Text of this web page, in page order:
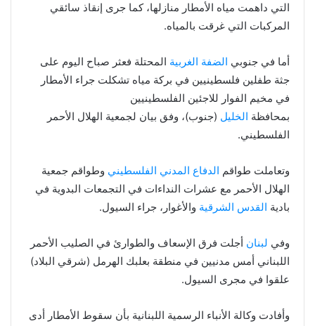
التي داهمت مياه الأمطار منازلها، كما جرى إنقاذ سائقي
المركبات التي غرقت بالمياه.
أما في جنوبي الضفة الغربية المحتلة فعثر صباح اليوم على
جثة طفلين فلسطينيين في بركة مياه تشكلت جراء الأمطار
في مخيم الفوار للاجئين الفلسطينيين
بمحافظة الخليل (جنوب)، وفق بيان لجمعية الهلال الأحمر
الفلسطيني.
وتعاملت طواقم الدفاع المدني الفلسطيني وطواقم جمعية
الهلال الأحمر مع عشرات النداءات في التجمعات البدوية في
بادية القدس الشرقية والأغوار، جراء السيول.
وفي لبنان أجلت فرق الإسعاف والطوارئ في الصليب الأحمر
اللبناني أمس مدنيين في منطقة بعلبك الهرمل (شرقي البلاد)
علقوا في مجرى السيول.
وأفادت وكالة الأنباء الرسمية اللبنانية بأن سقوط الأمطار أدى